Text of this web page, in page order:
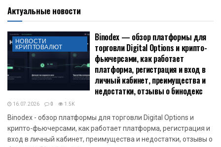
Актуальные новости
НОВОСТИ
КРИПТОВАЛЮТ
Binodex — обзор платформы для
торговли Digital Options и крипто-
фьючерсами, как работает
платформа, регистрация и вход в
личный кабинет, преимущества и
недостатки, отзывы о бинодекс
16.07.2026 0 1.5K
Binodex - обзор платформы для торговли Digital Options и
крипто-фьючерсами, как работает платформа, регистрация и
вход в личный кабинет, преимущества и недостатки, отзывы о